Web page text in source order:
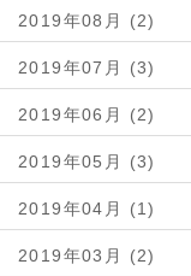
2019年08月 (2)
2019年07月 (3)
2019年06月 (2)
2019年05月 (3)
2019年04月 (1)
2019年03月 (2)